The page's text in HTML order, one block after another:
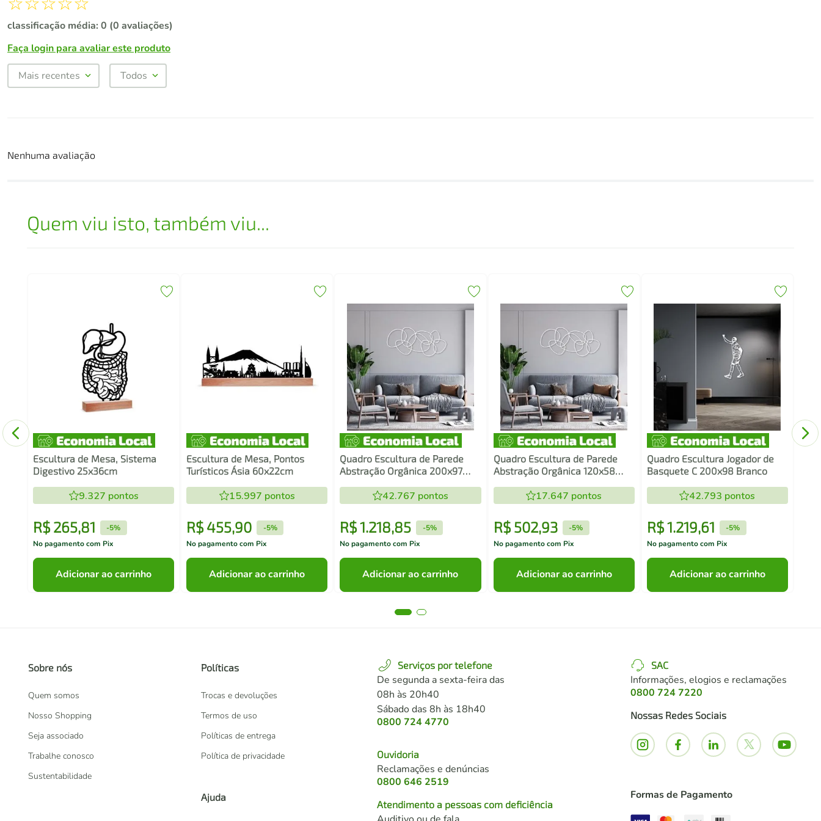
classificação média: 0 (0 avaliações)
Faça login para avaliar este produto
Mais recentes Todos
Nenhuma avaliação
Quem viu isto, também viu...
Escultura de Mesa, Sistema
Digestivo 25x36cm
9.327 pontos
R$ 265,81 -5%
No pagamento com Pix
Adicionar ao carrinho
Escultura de Mesa, Pontos
Turísticos Ásia 60x22cm
15.997 pontos
R$ 455,90 -5%
No pagamento com Pix
Adicionar ao carrinho
Quadro Escultura de Parede
Abstração Orgânica 200x97
42.767 pontos
R$1.218,85 -5%
No pagamento com Pix
Adicionar ao carrinho
Quadro Escultura de Parede
Abstração Orgânica 120x58
17.647 pontos
R$ 502,93 -5%
No pagamento com Pix
Adicionar ao carrinho
Quadro Escultura Jogador de
Basquete C 200x98 Branco
42.793 pontos
R$1.219,61 -5%
No pagamento com Pix
Adicionar ao carrinho
Sobre nós
Quem somos
Nosso Shopping
Seja associado
Trabalhe conosco
Sustentabilidade
Políticas
Trocas e devoluções
Termos de uso
Políticas de entrega
Política de privacidade
Ajuda
Serviços por telefone
De segunda a sexta-feira das
08h às 20h40
Sábado das 8h às 18h40
0800 724 4770
Ouvidoria
Reclamações e denúncias
0800 646 2519
Atendimento a pessoas com deficiência
SAC
Informações, elogios e reclamações
0800 724 7220
Nossas Redes Sociais
Formas de Pagamento